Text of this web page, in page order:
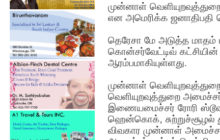
முன்னாள்
என அமெரிக்க ஜனாதிபதி
தெரேசா மே அடுத்த மாதம்
கொன்சர்வேட்டிவ்
ஆரம்பமாகியுள்ளது.
முன்னாள்
வெளியுறவுத்துறை
இணையமைச்சர் ரோரி
ஹென்கொக், சுற்றுச்சூழல்
விவகார முன்னாள்